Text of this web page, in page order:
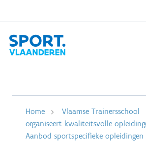
Home Vlaamse Trainersschool
organiseert kwaliteitsvolle
Aanbod sportspecifieke opleidingen